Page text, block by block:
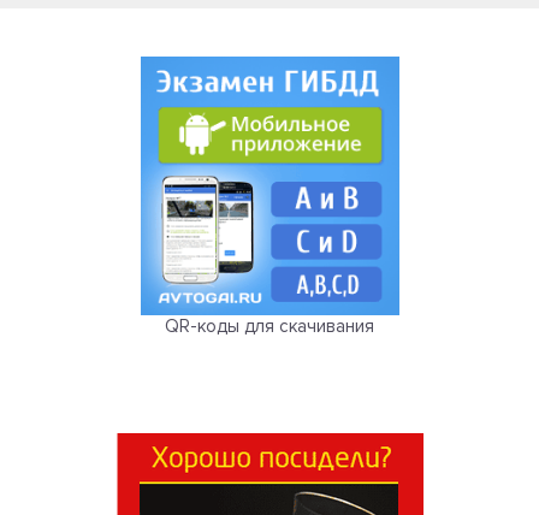
QR-коды для скачивания